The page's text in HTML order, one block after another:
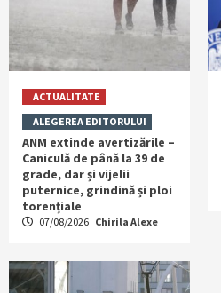
ACTUALITATE
ALEGEREA EDITORULUI
ANM extinde avertizările –
Caniculă de până la 39 de
grade, dar și vijelii
puternice, grindină și ploi
torențiale
07/08/2026 Chirila Alexe